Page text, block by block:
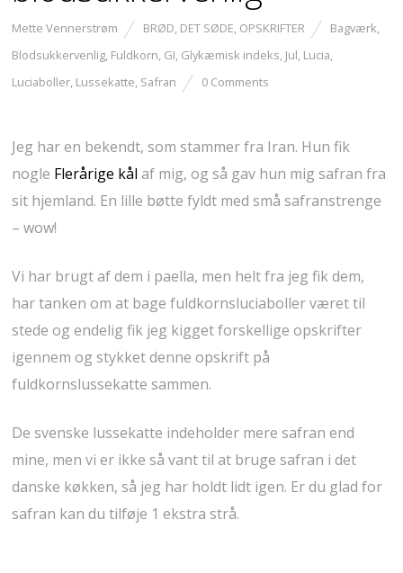
Mette Vennerstrøm BRØD, DET SØDE, OPSKRIFTER Bagværk,
Blodsukkervenlig, Fuldkorn, GI, Glykæmisk indeks, Jul, Lucia,
Luciaboller, Lussekatte, Safran 0 Comments
Jeg har en bekendt, som stammer fra Iran. Hun fik
nogle Flerårige kål af mig, og så gav hun mig safran fra
sit hjemland. En lille bøtte fyldt med små safranstrenge
– wow!
Vi har brugt af dem i paella, men helt fra jeg fik dem,
har tanken om at bage fuldkornsluciaboller været til
stede og endelig fik jeg kigget forskellige opskrifter
igennem og stykket denne opskrift på
fuldkornslussekatte sammen.
De svenske lussekatte indeholder mere safran end
mine, men vi er ikke så vant til at bruge safran i det
danske køkken, så jeg har holdt lidt igen. Er du glad for
safran kan du tilføje 1 ekstra strå.